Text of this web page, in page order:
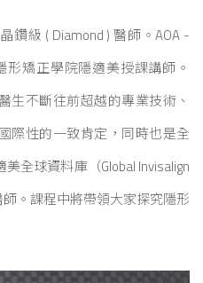
鑽級 ( Diamond ) 醫師。AOA -
形矯正學院隱適美授課講師。
生不斷往前超越的專業技術、
際性的一致肯定，同時也是全
全球資料庫（Global Invisalign
。課程中將帶領大家探究隱形